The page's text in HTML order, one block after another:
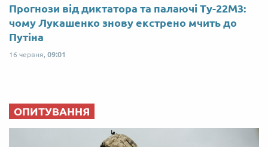
Прогнози від диктатора та палаючі Ту-22М3:
чому Лукашенко знову екстрено мчить до
Путіна
16 червня, 09:01
ОПИТУВАННЯ